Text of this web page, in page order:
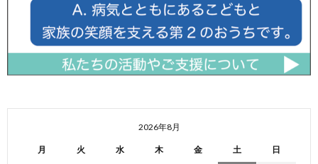
2026年8月
月 火 水 木 金 土 日